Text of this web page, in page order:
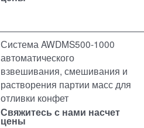
Система AWDMS500-1000
автоматического
взвешивания, смешивания и
растворения партии масс для
отливки конфет
Свяжитесь с нами насчет
цены